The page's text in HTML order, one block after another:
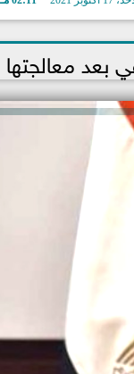
بعد معالجتها